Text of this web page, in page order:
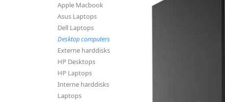
Apple Macbook
Asus Laptops
Dell Laptops
Desktop computers
Externe harddisks
HP Desktops
HP Laptops
Interne harddisks
Laptops